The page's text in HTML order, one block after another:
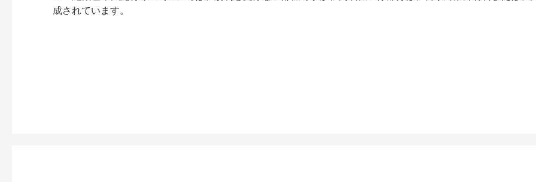
成されています。